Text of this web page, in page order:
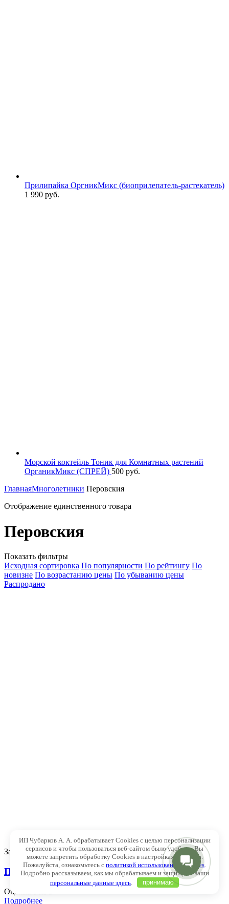
Прилипайка ОргникМикс (биоприлепатель-растекатель)
1 990 руб.
Морской коктейль Тоник для Комнатных растений
ОрганикМикс (СПРЕЙ) 500 руб.
ГлавнаяМноголетники Перовския
Отображение единственного товара
Перовския
Показать фильтры
Исходная сортировка По популярности По рейтингу По
новизне По возрастанию цены По убыванию цены
Распродано
Закрыть
Перовския лебедолистная
Оценка
Подробнее
ИП Чубарков А. А. обрабатывает Cookies с целью персонализации
сервисов и чтобы пользоваться веб-сайтом было удобнее. Вы
можете запретить обработку Cookies в настройках браузера.
Пожалуйста, ознакомьтесь с политикой использования Cookies
Подробно рассказываем, как мы обрабатываем и защищаем ваши
персональные данные здесь. принимаю